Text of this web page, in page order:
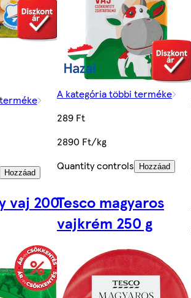
Hozzáad
A kategória többi terméke
289 Ft
2890 Ft/kg
Quantity controls
Hozzáad
vaj 200Tesco magyaros
vajkrém 250 g